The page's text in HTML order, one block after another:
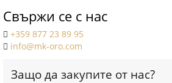
Свържи се с нас
+359 877 23 89 95
info@mk-oro.com
Защо да закупите от нас?